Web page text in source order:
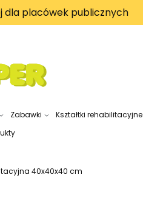
dla placówek publicznych
Zabawki Kształtki rehabilitacyjne
40x40x40 cm